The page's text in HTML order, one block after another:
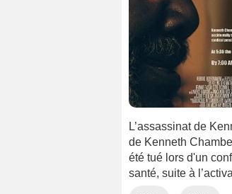
L’assassinat de
de Kenneth
été tué lors d'un
santé, suite à